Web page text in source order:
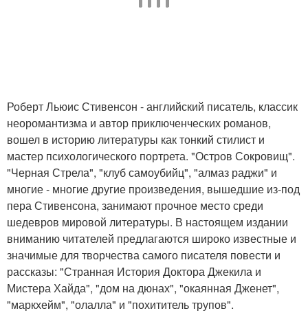
Роберт Льюис Стивенсон - английский писатель, классик
неоромантизма и автор приключенческих романов,
вошел в историю литературы как тонкий стилист и
мастер психологического портрета. "Остров Сокровищ".
"Черная Стрела", "клуб самоубийц", "алмаз раджи" и
многие - многие другие произведения, вышедшие из-под
пера Стивенсона, занимают прочное место среди
шедевров мировой литературы. В настоящем издании
вниманию читателей предлагаются широко известные и
значимые для творчества самого писателя повести и
рассказы: "Странная История Доктора Джекила и
Мистера Хайда", "дом на дюнах", "окаянная Дженет",
"маркхейм", "олалла" и "похититель трупов".